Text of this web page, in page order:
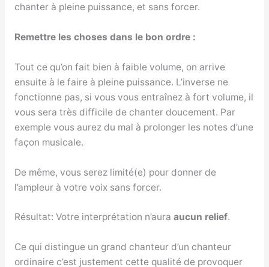
chanter à pleine puissance, et sans forcer.
Remettre les choses dans le bon ordre :
Tout ce qu’on fait bien à faible volume, on arrive
ensuite à le faire à pleine puissance. L’inverse ne
fonctionne pas, si vous vous entraînez à fort volume, il
vous sera très difficile de chanter doucement. Par
exemple vous aurez du mal à prolonger les notes d’une
façon musicale.
De même, vous serez limité(e) pour donner de
l’ampleur à votre voix sans forcer.
Résultat: Votre interprétation n’aura aucun relief.
Ce qui distingue un grand chanteur d’un chanteur
ordinaire c’est justement cette qualité de provoquer